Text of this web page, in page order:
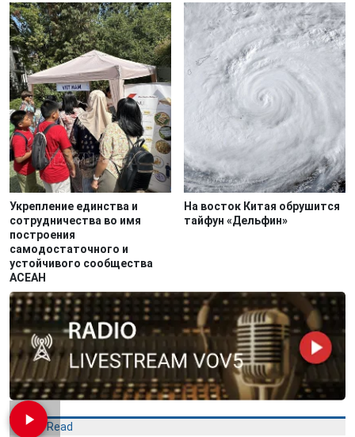
Укрепление единства и
сотрудничества во имя
построения
самодостаточного и
устойчивого сообщества
АСЕАН
На восток Китая обрушится
тайфун «Дельфин»
Most Read